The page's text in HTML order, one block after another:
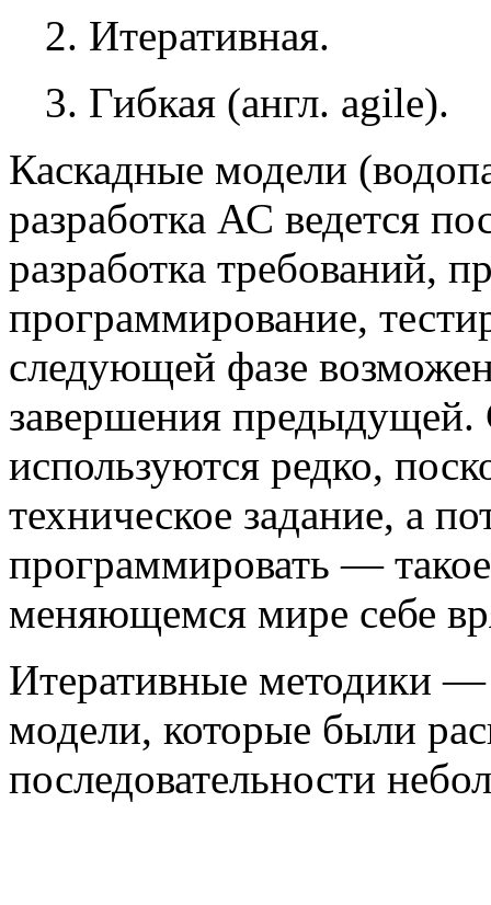
2. Итеративная.
3. Гибкая (англ. agile).
Каскадные модели
разработка АС ведется
разработка требований,
программирование,
следующей фазе
завершения предыдущей.
используются редко,
техническое задание, а
программировать —
меняющемся мире себе
Итеративные методики —
модели, которые были
последовательности